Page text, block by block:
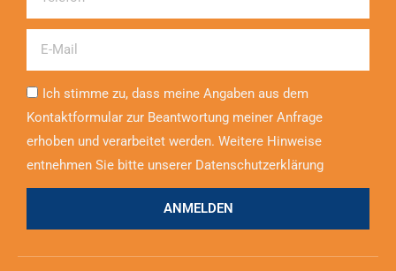
Ich stimme zu, dass meine Angaben aus dem
Kontaktformular zur Beantwortung meiner Anfrage
erhoben und verarbeitet werden. Weitere Hinweise
entnehmen Sie bitte unserer Datenschutzerklärung
ANMELDEN